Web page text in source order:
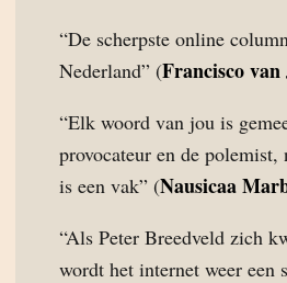
“De scherpste online
Nederland” (Francisco van
“Elk woord van jou is
provocateur en de polemist,
is een vak” (Nausicaa
“Als Peter Breedveld zich
wordt het internet weer een